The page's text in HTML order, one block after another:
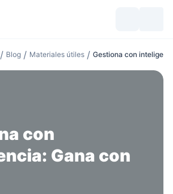
/ Blog / Materiales útiles / Gestiona con
con
Gana con